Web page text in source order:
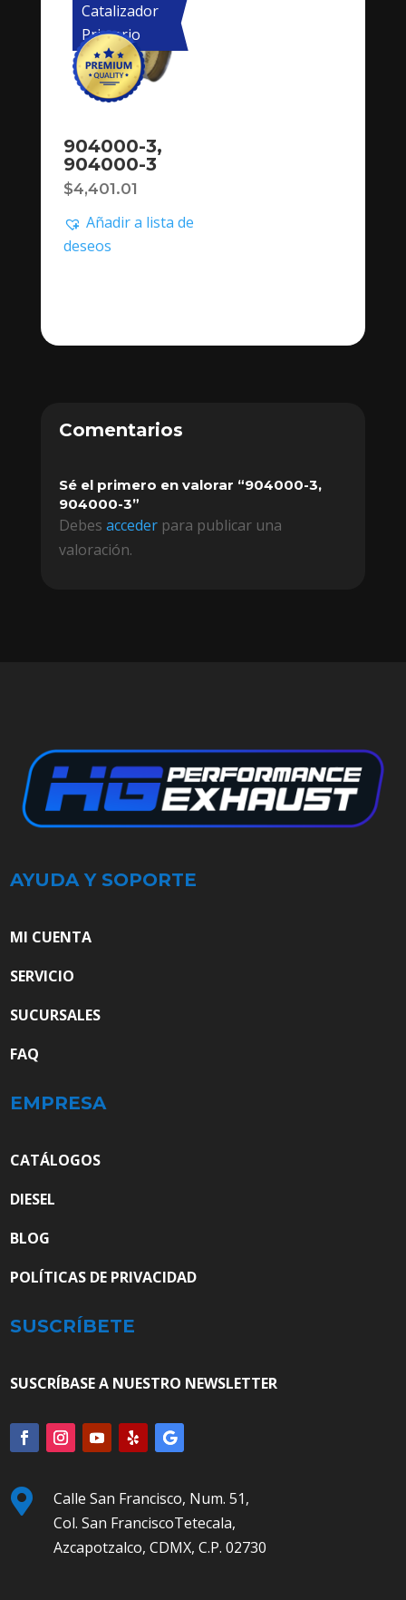
Catalizador
Primario
904000-3,
904000-3
$4,401.01
Añadir a lista de
deseos
Comentarios
Sé el primero en valorar “904000-3,
904000-3”
Debes accederpara publicar una
valoración.
AYUDA Y SOPORTE
MI CUENTA
SERVICIO
SUCURSALES
FAQ
EMPRESA
CATÁLOGOS
DIESEL
BLOG
POLÍTICAS DE PRIVACIDAD
SUSCRÍBETE
SUSCRÍBASE A NUESTRO NEWSLETTER

Calle San Francisco, Num. 51,
Col. San FranciscoTetecala,
Azcapotzalco, CDMX, C.P. 02730